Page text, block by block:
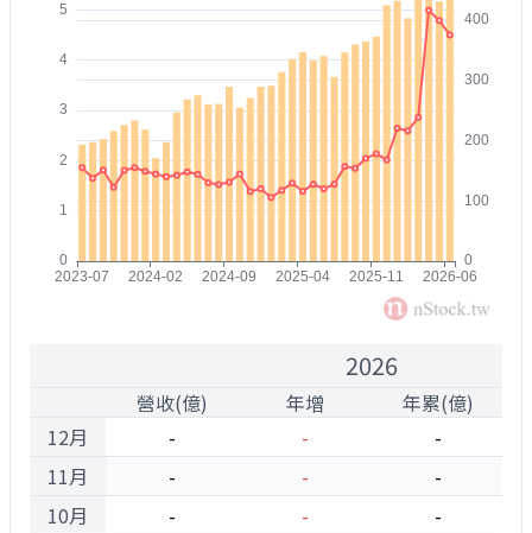
12月
11月
10月
2026
營收(億) 年增
年累(億)
-
-
-
-
-
-
-
-
-